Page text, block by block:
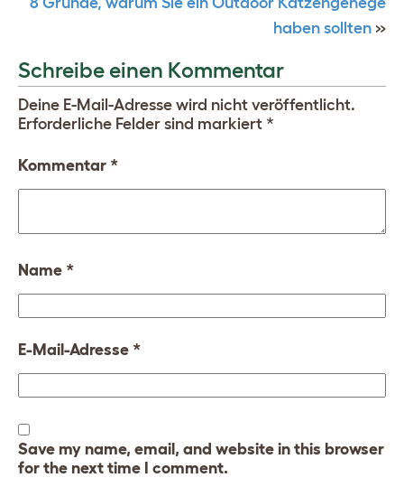
haben sollten »
Schreibe einen Kommentar
Deine E-Mail-Adresse wird nicht veröffentlicht.
Erforderliche Felder sind markiert *
Kommentar *
Name *
E-Mail-Adresse *
Save my name, email, and website in this browser
for the next time I comment.